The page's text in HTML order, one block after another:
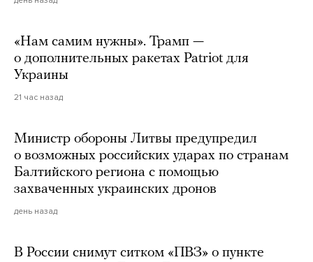
«Нам самим нужны». Трамп —
о дополнительных ракетах Patriot для
Украины
21 час назад
Министр обороны Литвы предупредил
о возможных российских ударах по странам
Балтийского региона с помощью
захваченных украинских дронов
день назад
В России снимут ситком «ПВЗ» о пункте